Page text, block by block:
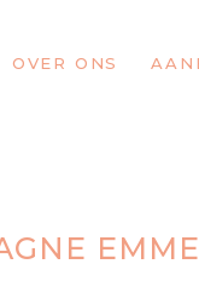
OVER ONS